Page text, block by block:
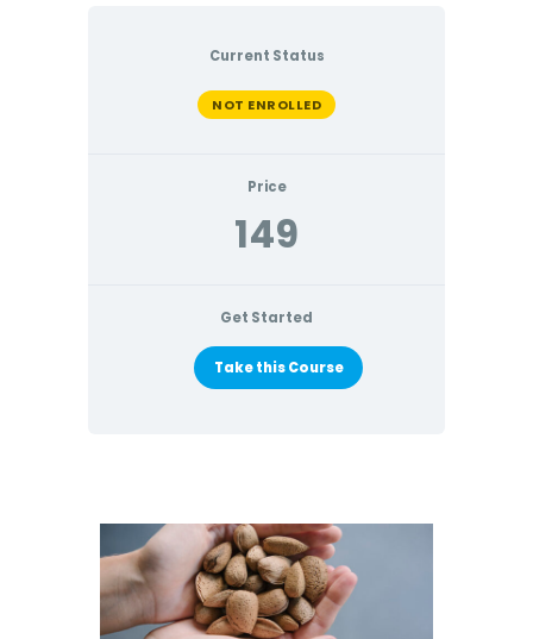
Current Status
NOT ENROLLED
Price
149
Get Started
Take this Course